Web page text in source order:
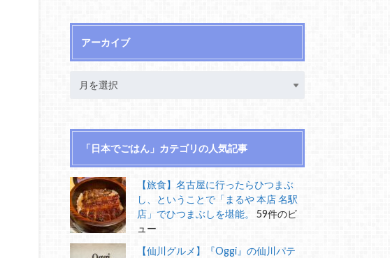
アーカイブ
「日本でごはん」カテゴリの人気記事
【旅食】名古屋に行ったらひつまぶ
し、ということで「まるや 本店 名駅
店」でひつまぶしを堪能。
59件のビ
ュー
【仙川グルメ】『Oggi』の仙川パテ